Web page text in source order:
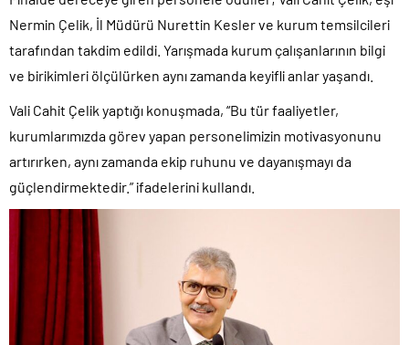
Nermin Çelik, İl Müdürü Nurettin Kesler ve kurum temsilcileri
tarafından takdim edildi. Yarışmada kurum çalışanlarının bilgi
ve birikimleri ölçülürken aynı zamanda keyifli anlar yaşandı.
Vali Cahit Çelik yaptığı konuşmada, “Bu tür faaliyetler,
kurumlarımızda görev yapan personelimizin motivasyonunu
artırırken, aynı zamanda ekip ruhunu ve dayanışmayı da
güçlendirmektedir.” ifadelerini kullandı.